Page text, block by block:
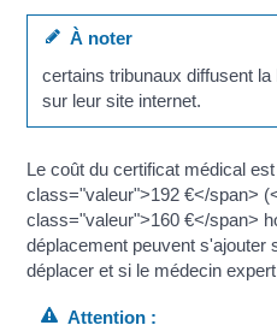
À noter
certains tribunaux diffusent
sur leur site internet.
Le coût du certificat médical
class="valeur">192 €</span>
class="valeur">160 €</span>
déplacement peuvent s'ajouter
déplacer et si le médecin
Attention :